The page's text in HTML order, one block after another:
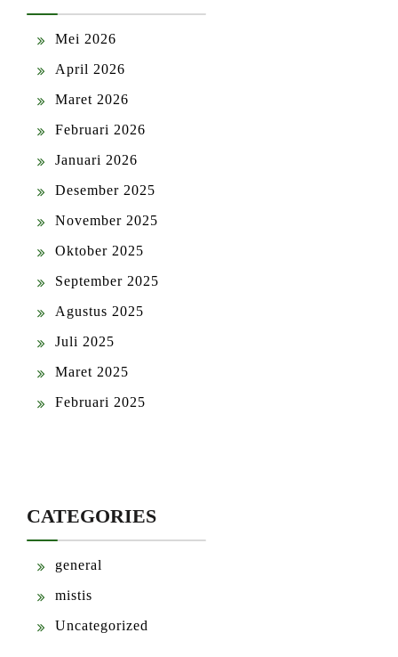
Mei 2026
April 2026
Maret 2026
Februari 2026
Januari 2026
Desember 2025
November 2025
Oktober 2025
September 2025
Agustus 2025
Juli 2025
Maret 2025
Februari 2025
CATEGORIES
general
mistis
Uncategorized